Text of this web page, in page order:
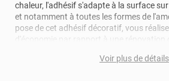
chaleur, l'adhésif s'adapte à la surface
et notamment à toutes les formes de
pose de cet adhésif décoratif, vous
d'économie par rapport à une rénovation
Pour donner une seconde jeunesse à vos
Voir plus de détails